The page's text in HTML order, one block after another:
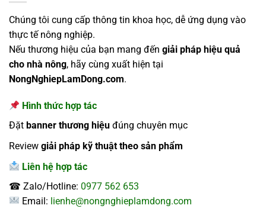
Chúng tôi cung cấp thông tin khoa học, dễ ứng dụng vào
thực tế nông nghiệp.
Nếu thương hiệu của bạn mang đến giải pháp hiệu quả
cho nhà nông, hãy cùng xuất hiện tại
NongNghiepLamDong.com.
Hình thức hợp tác
Đặt banner thương hiệu đúng chuyên mục
Review giải pháp kỹ thuật theo sản phẩm
Liên hệ hợp tác
☎ Zalo/Hotline: 0977 562 653
Email: lienhe@nongnghieplamdong.com